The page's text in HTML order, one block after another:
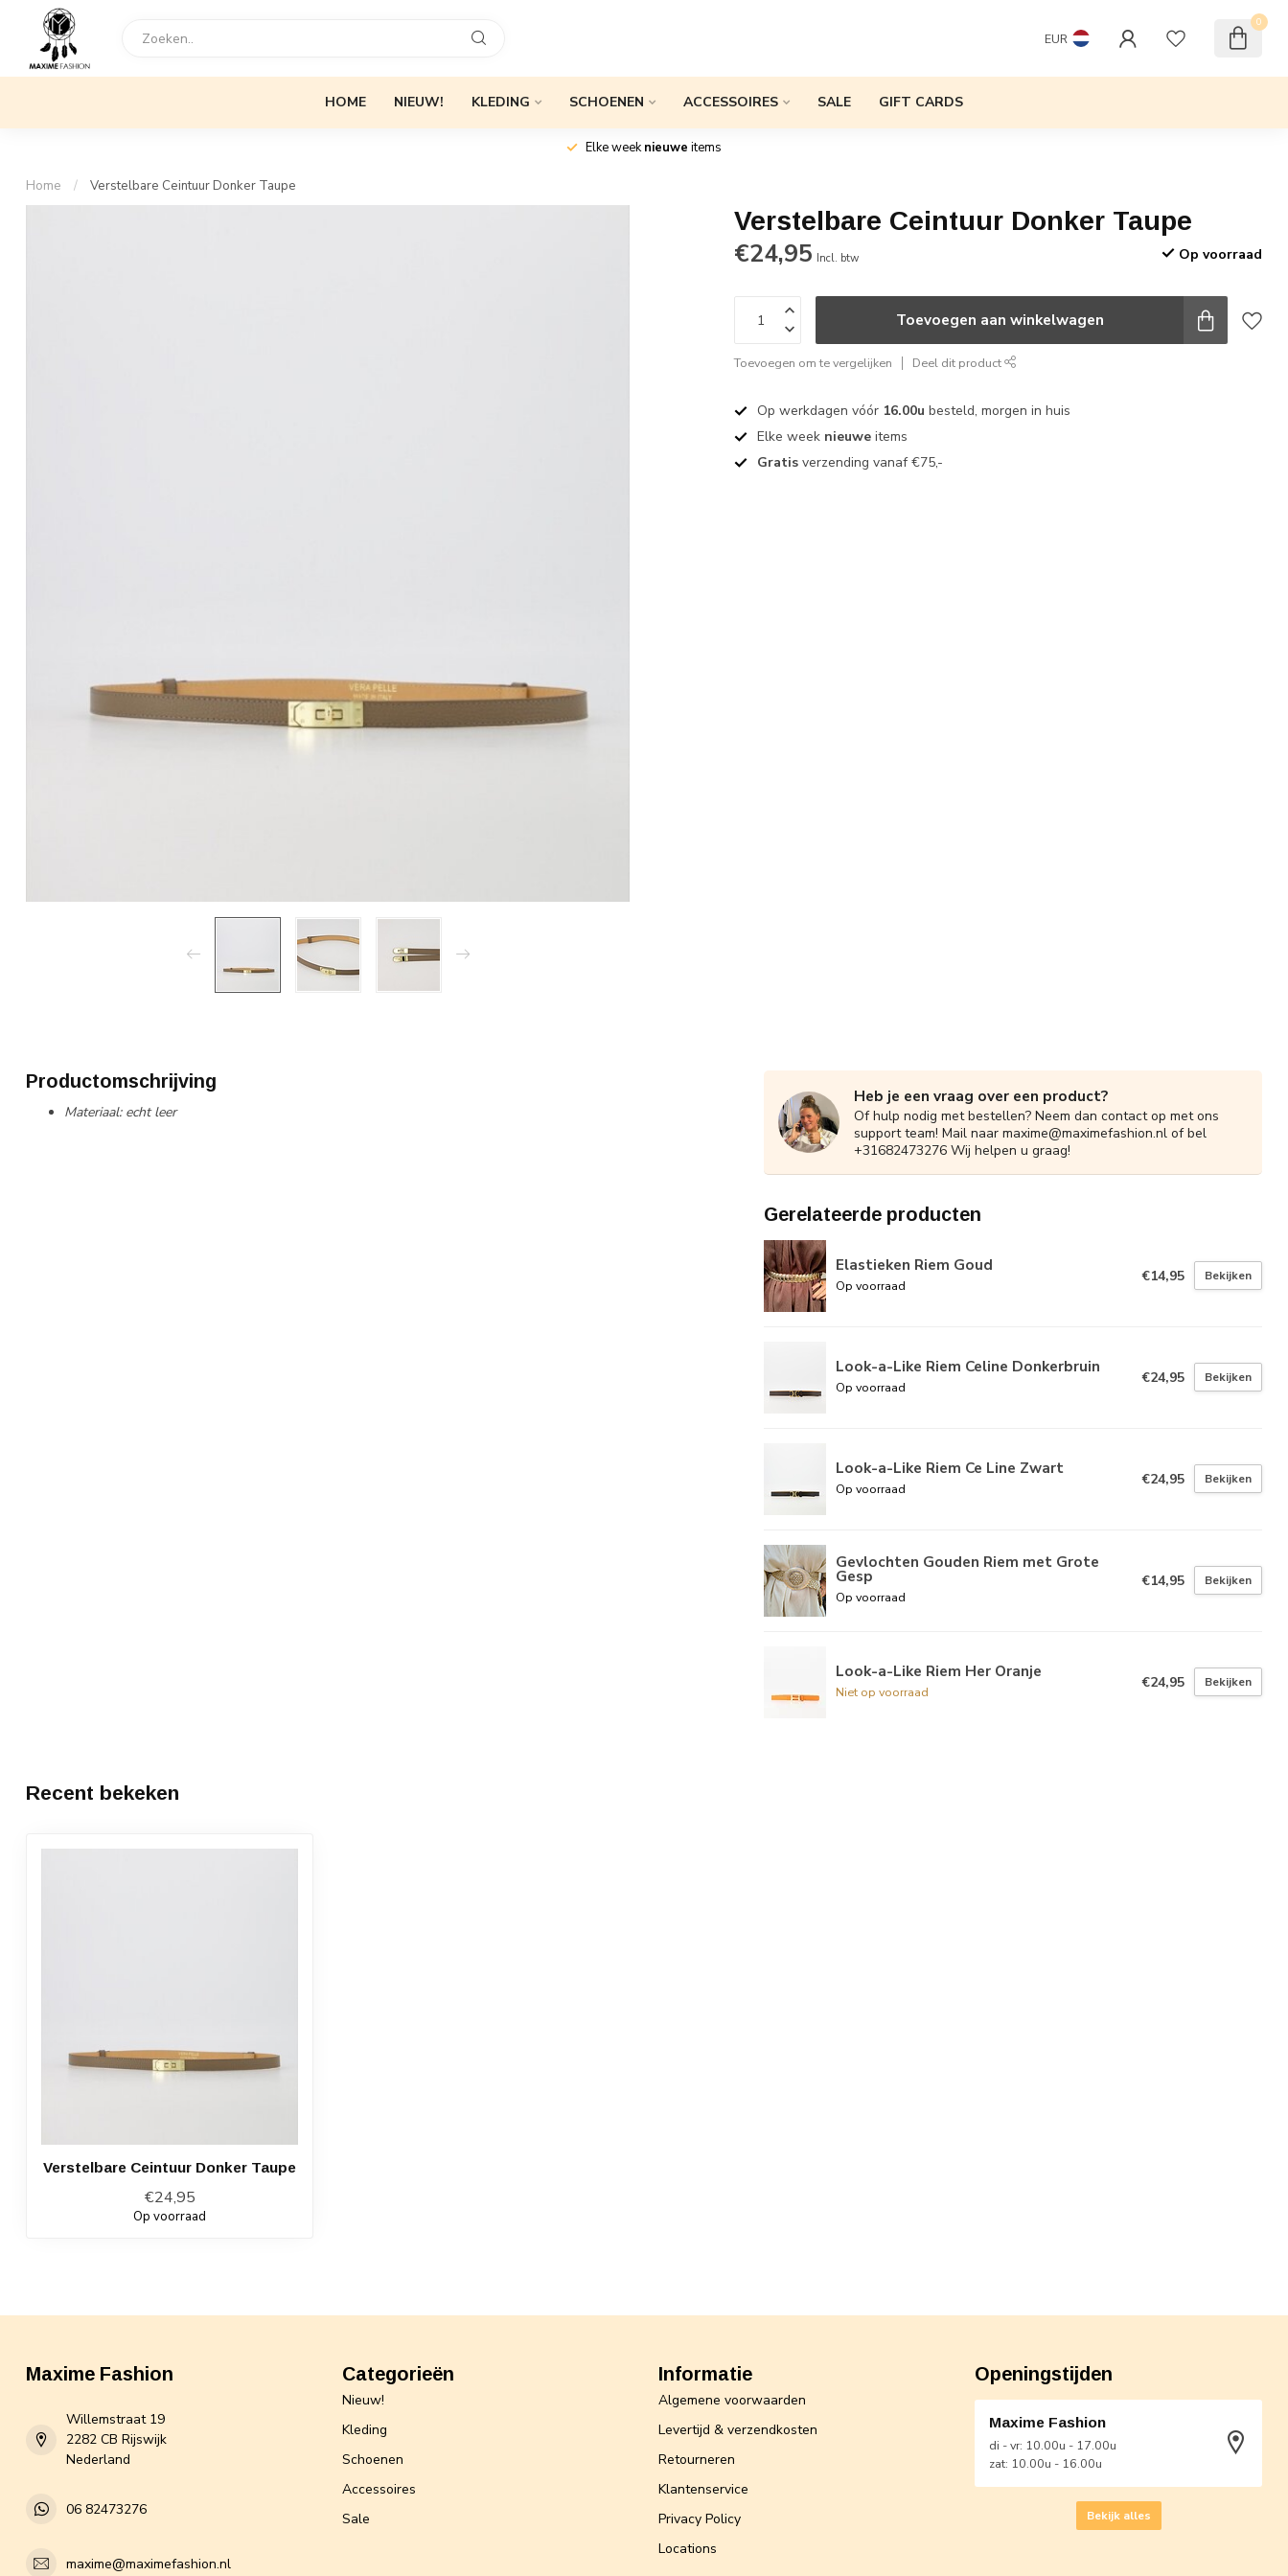
EUR
0
HOME NIEUW! KLEDING SCHOENEN ACCESSOIRES SALE GIFT CARDS
Elke weeknieuwe items
Home / Verstelbare Ceintuur Donker Taupe
Verstelbare Ceintuur Donker Taupe
€24,95 Incl. btw Op voorraad
Toevoegen aan winkelwagen
Toevoegen om te vergelijken Deel dit product
Op werkdagen vóór 16.00u besteld, morgen in huis
Elke week nieuwe items
Gratis verzending vanaf €75,-
Productomschrijving
Materiaal: echt leer
Heb je een vraag over een product?
Of hulp nodig met bestellen? Neem dan contact op met ons
support team! Mail naar maxime@maximefashion.nl of bel
+31682473276 Wij helpen u graag!
Gerelateerde producten
Elastieken Riem Goud
Op voorraad
€14,95 Bekijken
Look-a-Like Riem Celine Donkerbruin
Op voorraad
€24,95 Bekijken
Look-a-Like Riem Ce Line Zwart
Op voorraad
€24,95 Bekijken
Gevlochten Gouden Riem met Grote
Gesp
Op voorraad
€14,95 Bekijken
Look-a-Like Riem Her Oranje
Niet op voorraad
€24,95 Bekijken
Recent bekeken
Verstelbare Ceintuur Donker Taupe
€24,95
Op voorraad
Maxime Fashion
Willemstraat 19
2282 CB Rijswijk
Nederland
06 82473276
maxime@maximefashion.nl
Categorieën
Nieuw!
Kleding
Schoenen
Accessoires
Sale
Informatie
Algemene voorwaarden
Levertijd & verzendkosten
Retourneren
Klantenservice
Privacy Policy
Locations
Openingstijden
Maxime Fashion
di - vr: 10.00u - 17.00u
zat: 10.00u - 16.00u
Bekijk alles